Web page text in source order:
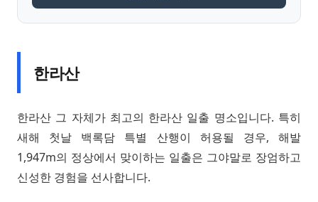
한라산
한라산 그 자체가 최고의 한라산 일출 명소입니다. 특히
새해 첫날 백록담 특별 산행이 허용될 경우, 해발
1,947m의 정상에서 맞이하는 일출은 그야말로 장엄하고
신성한 경험을 선사합니다.